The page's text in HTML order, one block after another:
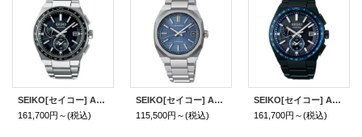
SEIKO[セイコー] ASTRON[アストロン] SBXY039 ソーラー電波ワールドタイム NEXTER(ネクスター) メンズモデル 正規品
161,700円～(税込)
SEIKO[セイコー] ASTRON[アストロン] SBXY101 NEXTER（ネクスター）ソーラー電波修正 メタルバンド メンズモデル 正規品
115,500円～(税込)
SEIKO[セイコー] ASTRON[アストロン] SBXY041 ソーラー電波ワールドタイム NEXTER(ネクスター) メンズモデル 正規品
161,700円～(税込)